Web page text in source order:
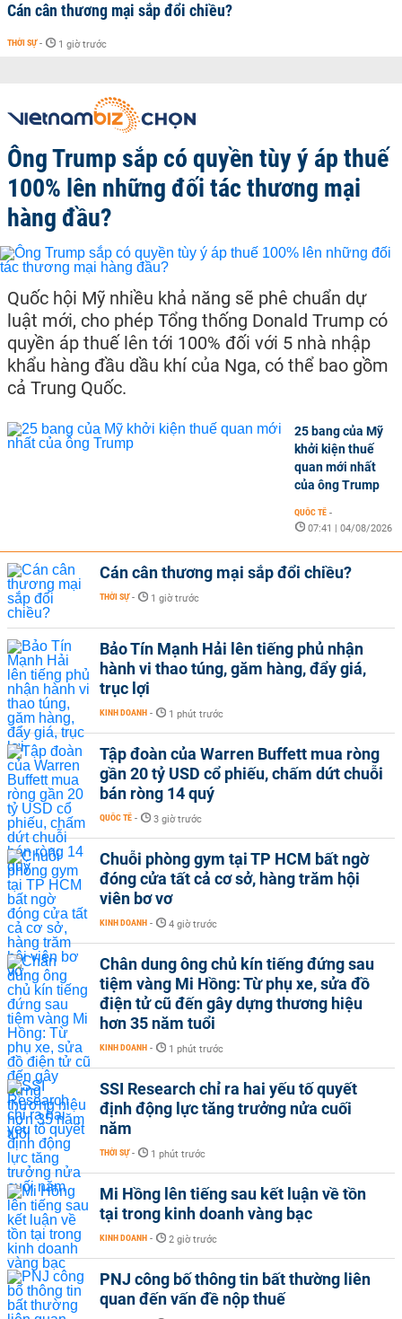
Cán cân thương mại sắp đổi chiều?
THỜI SỰ - 1 giờ trước
Ông Trump sắp có quyền tùy ý áp thuế
100% lên những đối tác thương mại
hàng đầu?
Quốc hội Mỹ nhiều khả năng sẽ phê chuẩn dự
luật mới, cho phép Tổng thống Donald Trump có
quyền áp thuế lên tới 100% đối với 5 nhà nhập
khẩu hàng đầu dầu khí của Nga, có thể bao gồm
cả Trung Quốc.
25 bang của Mỹ
khởi kiện thuế
quan mới nhất
của ông Trump
QUỐC TẾ -
07:41 | 04/08/2026
Cán cân thương mại sắp đổi chiều?
THỜI SỰ - 1 giờ trước
Bảo Tín Mạnh Hải lên tiếng phủ nhận
hành vi thao túng, găm hàng, đẩy giá,
trục lợi
KINH DOANH - 1 phút trước
Tập đoàn của Warren Buffett mua ròng
gần 20 tỷ USD cổ phiếu, chấm dứt chuỗi
bán ròng 14 quý
QUỐC TẾ - 3 giờ trước
Chuỗi phòng gym tại TP HCM bất ngờ
đóng cửa tất cả cơ sở, hàng trăm hội
viên bơ vơ
KINH DOANH - 4 giờ trước
Chân dung ông chủ kín tiếng đứng sau
tiệm vàng Mi Hồng: Từ phụ xe, sửa đồ
điện tử cũ đến gây dựng thương hiệu
hơn 35 năm tuổi
KINH DOANH - 1 phút trước
SSI Research chỉ ra hai yếu tố quyết
định động lực tăng trưởng nửa cuối
năm
THỜI SỰ - 1 phút trước
Mi Hồng lên tiếng sau kết luận về tồn
tại trong kinh doanh vàng bạc
KINH DOANH - 2 giờ trước
PNJ công bố thông tin bất thường liên
quan đến vấn đề nộp thuế